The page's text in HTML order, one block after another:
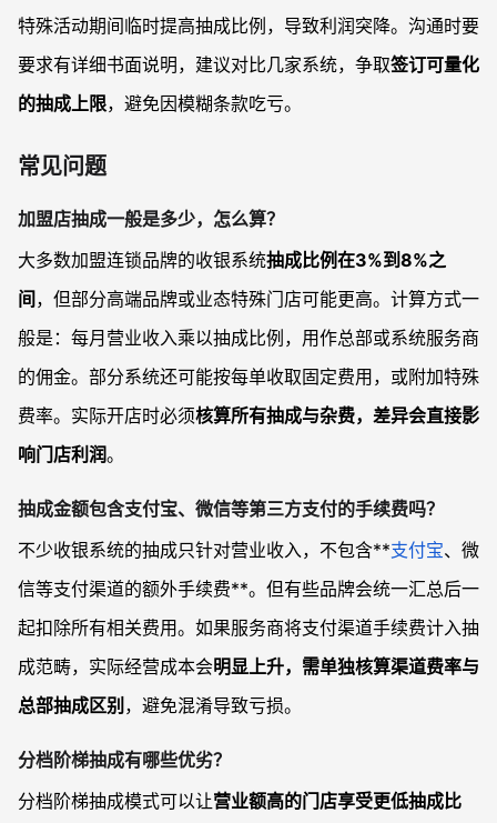
特殊活动期间临时提高抽成比例，导致利润突降。沟通时要
要求有详细书面说明，建议对比几家系统，争取签订可量化
的抽成上限，避免因模糊条款吃亏。
常见问题
加盟店抽成一般是多少，怎么算？
大多数加盟连锁品牌的收银系统抽成比例在3%到8%之
间，但部分高端品牌或业态特殊门店可能更高。计算方式一
般是：每月营业收入乘以抽成比例，用作总部或系统服务商
的佣金。部分系统还可能按每单收取固定费用，或附加特殊
费率。实际开店时必须核算所有抽成与杂费，差异会直接影
响门店利润。
抽成金额包含支付宝、微信等第三方支付的手续费吗？
不少收银系统的抽成只针对营业收入，不包含**支付宝、微
信等支付渠道的额外手续费**。但有些品牌会统一汇总后一
起扣除所有相关费用。如果服务商将支付渠道手续费计入抽
成范畴，实际经营成本会明显上升，需单独核算渠道费率与
总部抽成区别 ，避免混淆导致亏损。
分档阶梯抽成有哪些优劣？
分档阶梯抽成模式可以让营业额高的门店享受更低抽成比